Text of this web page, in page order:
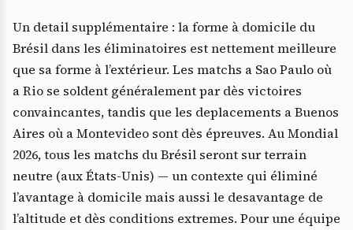
Un detail supplémentaire : la forme à domicile du
Brésil dans les éliminatoires est nettement meilleure
que sa forme à l’extérieur. Les matchs a Sao Paulo où
a Rio se soldent généralement par dès victoires
convaincantes, tandis que les deplacements a Buenos
Aires où a Montevideo sont dès épreuves. Au Mondial
2026, tous les matchs du Brésil seront sur terrain
neutre (aux États-Unis) — un contexte qui éliminé
l’avantage à domicile mais aussi le desavantage de
l’altitude et dès conditions extremes. Pour une équipe